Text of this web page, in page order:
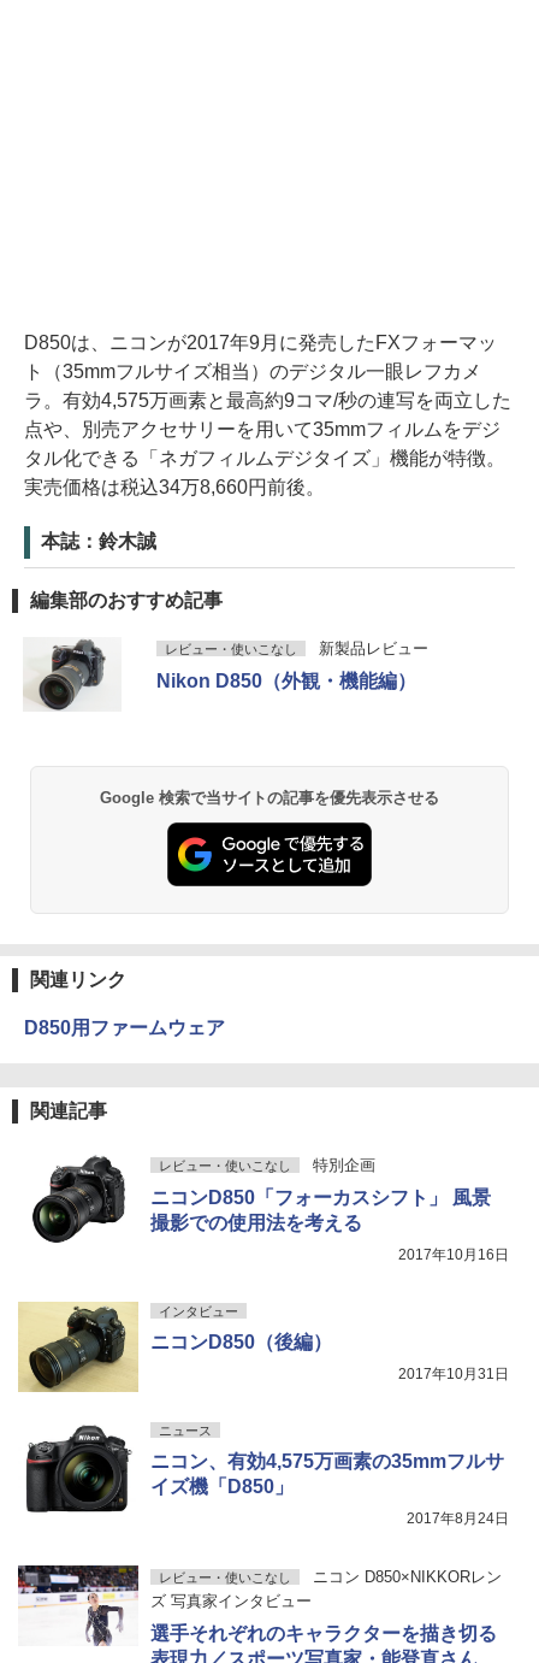
D850は、ニコンが2017年9月に発売したFXフォーマッ
ト（35mmフルサイズ相当）のデジタル一眼レフカメ
ラ。有効4,575万画素と最高約9コマ/秒の連写を両立した
点や、別売アクセサリーを用いて35mmフィルムをデジ
タル化できる「ネガフィルムデジタイズ」機能が特徴。
実売価格は税込34万8,660円前後。
本誌：鈴木誠
編集部のおすすめ記事
レビュー・使いこなし 新製品レビュー
Nikon D850（外観・機能編）
Google 検索で当サイトの記事を優先表示させる
関連リンク
D850用ファームウェア
関連記事
レビュー・使いこなし 特別企画
ニコンD850「フォーカスシフト」 風景
撮影での使用法を考える
2017年10月16日
インタビュー
ニコンD850（後編）
2017年10月31日
ニュース
ニコン、有効4,575万画素の35mmフルサ
イズ機「D850」
2017年8月24日
レビュー・使いこなし
ニコン D850×NIKKORレン
ズ 写真家インタビュー
選手それぞれのキャラクターを描き切る